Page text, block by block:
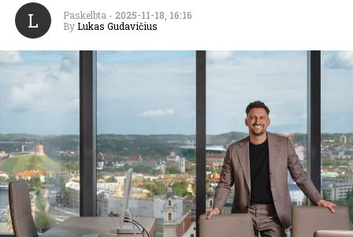
L Paskelbta - 2025-11-18, 16:16
By Lukas Gudavičius